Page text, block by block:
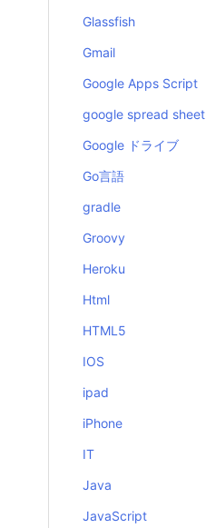
Glassfish
Gmail
Google Apps Script
google spread sheet
Google ドライブ
Go言語
gradle
Groovy
Heroku
Html
HTML5
IOS
ipad
iPhone
IT
Java
JavaScript